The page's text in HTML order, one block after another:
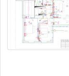
Объем услуги в